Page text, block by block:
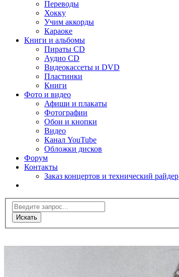
Переводы
Хокку
Учим аккорды
Караоке
Книги и альбомы
Пираты CD
Аудио CD
Видеокассеты и DVD
Пластинки
Книги
Фото и видео
Афиши и плакаты
Фотографии
Обои и кнопки
Видео
Канал YouTube
Обложки дисков
Форум
Контакты
Заказ концертов и технический райдер
Искать